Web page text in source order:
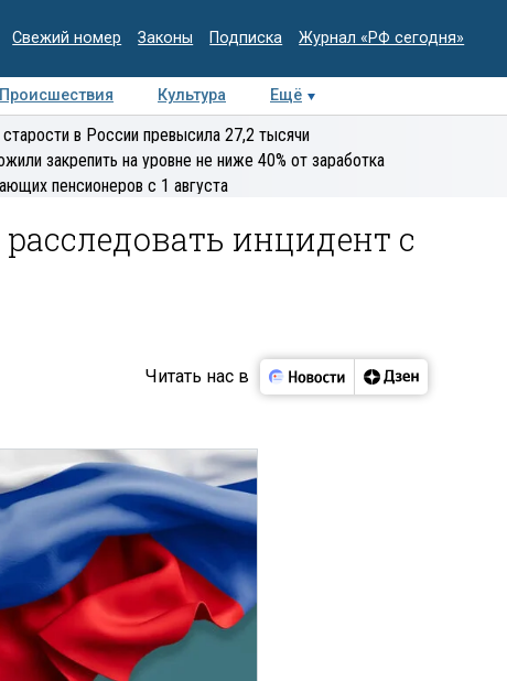
Свежий номер Законы Подписка Журнал «РФ сегодня»
Происшествия Культура Ещё
Интервью Колумнисты
экспертиза
в России превысила 27,2 тысячи
закрепить на уровне не ниже 40% от заработка
пенсионеров с 1 августа
инцидент с
Читать нас в